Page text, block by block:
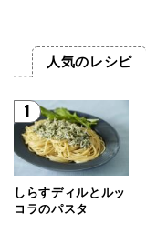
人気のレシピ
1
しらすディルとルッ
コラのパスタ